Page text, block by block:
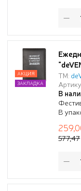
белая
кожи
ТМ:
В
В
АКЦИЯ
ЗАКЛАДКА
577,47